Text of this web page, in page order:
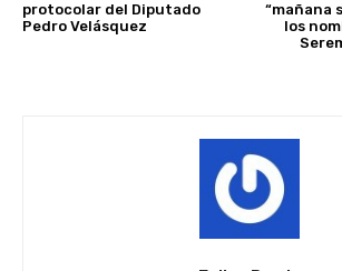
protocolar del Diputado
Pedro Velásquez
“mañana
los